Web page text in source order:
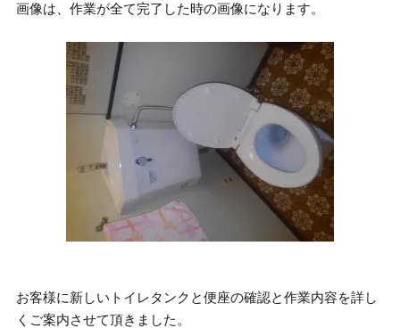
画像は、作業が全て完了した時の画像になります。
お客様に新しいトイレタンクと便座の確認と作業内容を詳し
くご案内させて頂きました。